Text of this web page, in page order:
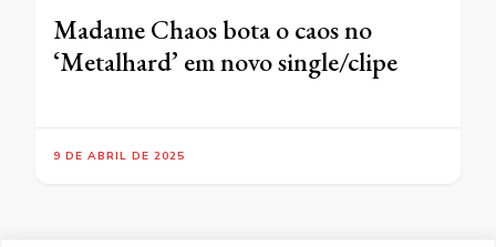
Madame Chaos bota o caos no
‘Metalhard’ em novo single/clipe
9 DE ABRIL DE 2025